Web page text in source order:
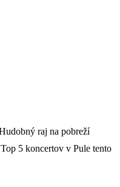
Top 5 koncertov v Pule tento